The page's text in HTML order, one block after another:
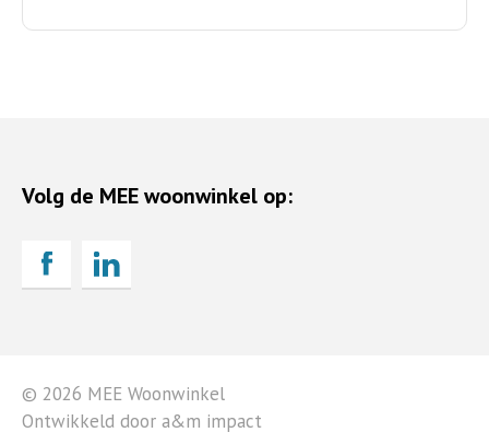
Volg de MEE woonwinkel op:
© 2026 MEE Woonwinkel
Ontwikkeld door a&m impact